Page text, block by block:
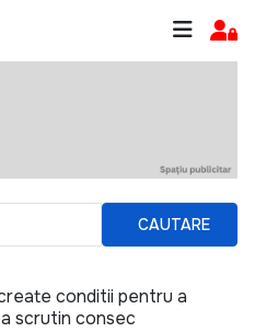
CAUTARE
conditii pentru a
scrutin consec